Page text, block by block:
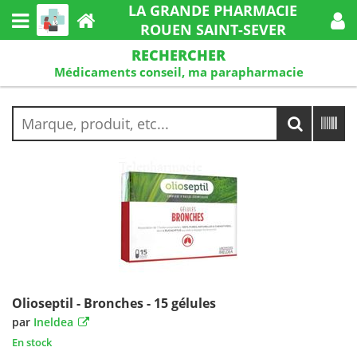
LA GRANDE PHARMACIE
ROUEN SAINT-SEVER
RECHERCHER
Médicaments conseil, ma parapharmacie
Olioseptil - Bronches - 15 gélules
par Ineldea
En stock